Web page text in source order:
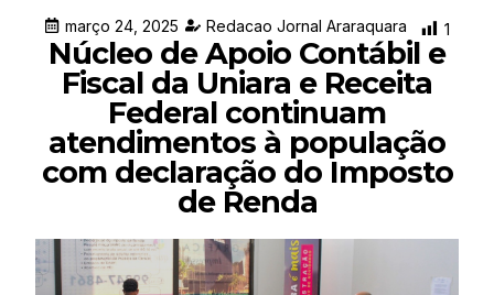
março 24, 2025 Redacao Jornal Araraquara 1
Núcleo de Apoio Contábil e
Fiscal da Uniara e Receita
Federal continuam
atendimentos à população
com declaração do Imposto
de Renda